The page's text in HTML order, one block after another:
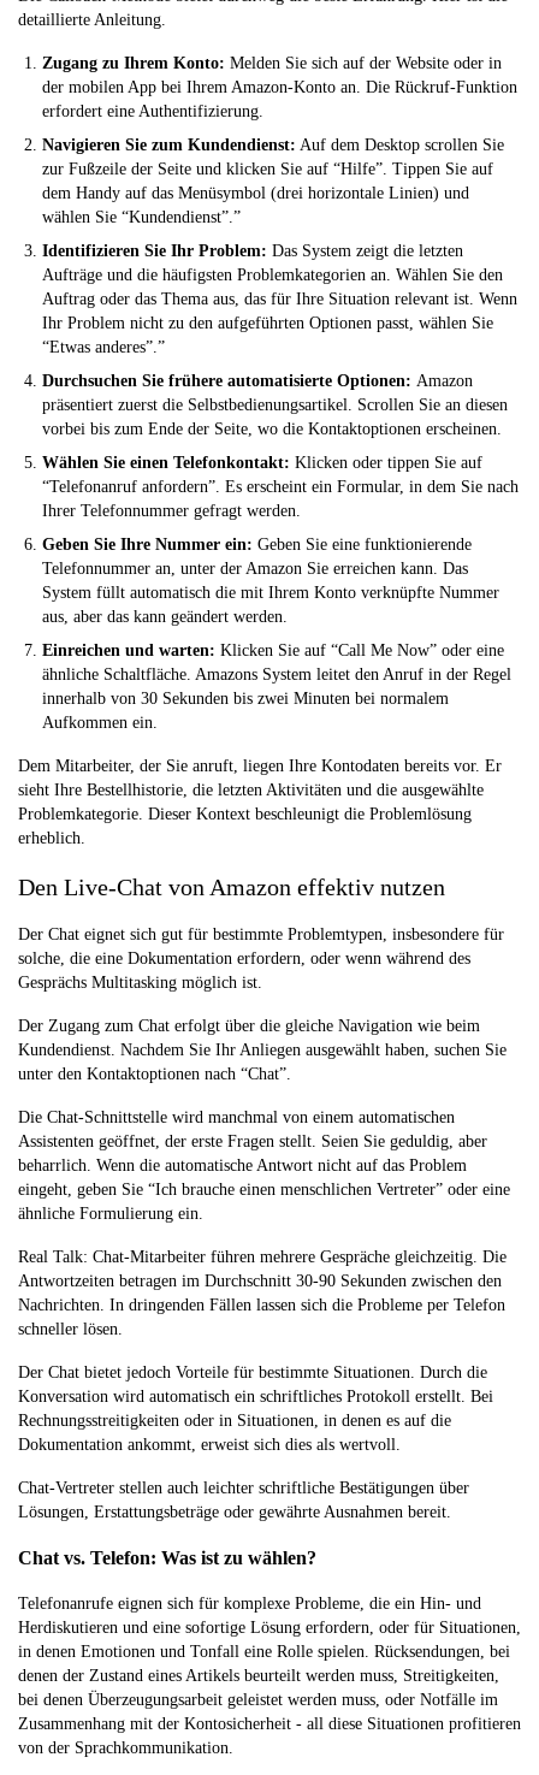
detaillierte Anleitung.
Zugang zu Ihrem Konto: Melden Sie sich auf der Website oder in
der mobilen App bei Ihrem Amazon-Konto an. Die Rückruf-Funktion
erfordert eine Authentifizierung.
Navigieren Sie zum Kundendienst: Auf dem Desktop scrollen Sie
zur Fußzeile der Seite und klicken Sie auf “Hilfe”. Tippen Sie auf
dem Handy auf das Menüsymbol (drei horizontale Linien) und
wählen Sie “Kundendienst”.”
Identifizieren Sie Ihr Problem: Das System zeigt die letzten
Aufträge und die häufigsten Problemkategorien an. Wählen Sie den
Auftrag oder das Thema aus, das für Ihre Situation relevant ist. Wenn
Ihr Problem nicht zu den aufgeführten Optionen passt, wählen Sie
“Etwas anderes”.”
Durchsuchen Sie frühere automatisierte Optionen: Amazon
präsentiert zuerst die Selbstbedienungsartikel. Scrollen Sie an diesen
vorbei bis zum Ende der Seite, wo die Kontaktoptionen erscheinen.
Wählen Sie einen Telefonkontakt: Klicken oder tippen Sie auf
“Telefonanruf anfordern”. Es erscheint ein Formular, in dem Sie nach
Ihrer Telefonnummer gefragt werden.
Geben Sie Ihre Nummer ein: Geben Sie eine funktionierende
Telefonnummer an, unter der Amazon Sie erreichen kann. Das
System füllt automatisch die mit Ihrem Konto verknüpfte Nummer
aus, aber das kann geändert werden.
Einreichen und warten: Klicken Sie auf “Call Me Now” oder eine
ähnliche Schaltfläche. Amazons System leitet den Anruf in der Regel
innerhalb von 30 Sekunden bis zwei Minuten bei normalem
Aufkommen ein.
Dem Mitarbeiter, der Sie anruft, liegen Ihre Kontodaten bereits vor. Er
sieht Ihre Bestellhistorie, die letzten Aktivitäten und die ausgewählte
Problemkategorie. Dieser Kontext beschleunigt die Problemlösung
erheblich.
Den Live-Chat von Amazon effektiv nutzen
Der Chat eignet sich gut für bestimmte Problemtypen, insbesondere für
solche, die eine Dokumentation erfordern, oder wenn während des
Gesprächs Multitasking möglich ist.
Der Zugang zum Chat erfolgt über die gleiche Navigation wie beim
Kundendienst. Nachdem Sie Ihr Anliegen ausgewählt haben, suchen Sie
unter den Kontaktoptionen nach “Chat”.
Die Chat-Schnittstelle wird manchmal von einem automatischen
Assistenten geöffnet, der erste Fragen stellt. Seien Sie geduldig, aber
beharrlich. Wenn die automatische Antwort nicht auf das Problem
eingeht, geben Sie “Ich brauche einen menschlichen Vertreter” oder eine
ähnliche Formulierung ein.
Real Talk: Chat-Mitarbeiter führen mehrere Gespräche gleichzeitig. Die
Antwortzeiten betragen im Durchschnitt 30-90 Sekunden zwischen den
Nachrichten. In dringenden Fällen lassen sich die Probleme per Telefon
schneller lösen.
Der Chat bietet jedoch Vorteile für bestimmte Situationen. Durch die
Konversation wird automatisch ein schriftliches Protokoll erstellt. Bei
Rechnungsstreitigkeiten oder in Situationen, in denen es auf die
Dokumentation ankommt, erweist sich dies als wertvoll.
Chat-Vertreter stellen auch leichter schriftliche Bestätigungen über
Lösungen, Erstattungsbeträge oder gewährte Ausnahmen bereit.
Chat vs. Telefon: Was ist zu wählen?
Telefonanrufe eignen sich für komplexe Probleme, die ein Hin- und
Herdiskutieren und eine sofortige Lösung erfordern, oder für Situationen,
in denen Emotionen und Tonfall eine Rolle spielen. Rücksendungen, bei
denen der Zustand eines Artikels beurteilt werden muss, Streitigkeiten,
bei denen Überzeugungsarbeit geleistet werden muss, oder Notfälle im
Zusammenhang mit der Kontosicherheit - all diese Situationen profitieren
von der Sprachkommunikation.